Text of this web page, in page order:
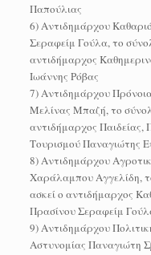
Παπούλιας
6) Αντιδημάρχου
Σεραφείμ Γούλα, το
αντιδήμαρχος
Ιωάννης Ρόβας
7) Αντιδημάρχου
Μελίνας Μπαζή, το
αντιδήμαρχος Παιδείας,
Τουρισμού Παναγιώτης
8) Αντιδημάρχου
Χαράλαμπου Αγγελίδη,
ασκεί ο αντιδήμαρχος
Πρασίνου Σεραφείμ
9) Αντιδημάρχου
Αστυνομίας Παναγιώτη